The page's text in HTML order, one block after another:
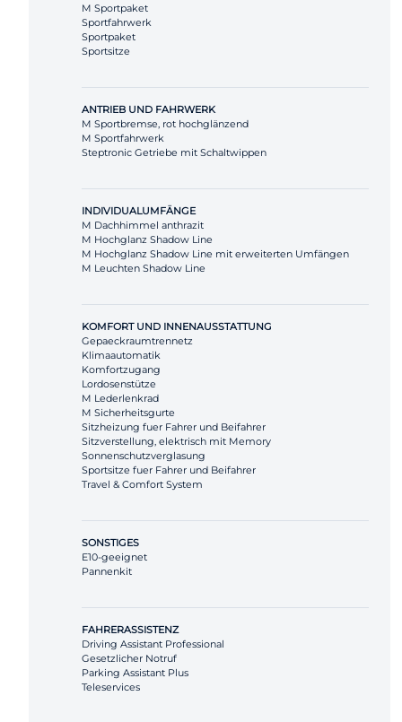
M Sportpaket
Sportfahrwerk
Sportpaket
Sportsitze
ANTRIEB UND FAHRWERK
M Sportbremse, rot hochglänzend
M Sportfahrwerk
Steptronic Getriebe mit Schaltwippen
INDIVIDUALUMFÄNGE
M Dachhimmel anthrazit
M Hochglanz Shadow Line
M Hochglanz Shadow Line mit erweiterten Umfängen
M Leuchten Shadow Line
KOMFORT UND INNENAUSSTATTUNG
Gepaeckraumtrennetz
Klimaautomatik
Komfortzugang
Lordosenstütze
M Lederlenkrad
M Sicherheitsgurte
Sitzheizung fuer Fahrer und Beifahrer
Sitzverstellung, elektrisch mit Memory
Sonnenschutzverglasung
Sportsitze fuer Fahrer und Beifahrer
Travel & Comfort System
SONSTIGES
E10-geeignet
Pannenkit
FAHRERASSISTENZ
Driving Assistant Professional
Gesetzlicher Notruf
Parking Assistant Plus
Teleservices